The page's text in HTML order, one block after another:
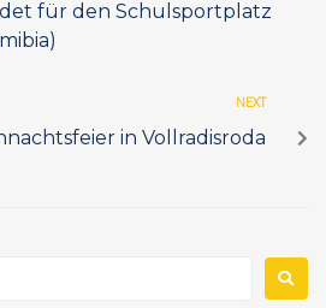
für den Schulsportplatz
NEXT
in Vollradisroda